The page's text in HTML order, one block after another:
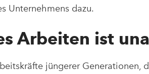
Unternehmens dazu.
Arbeiten ist
jüngerer Generationen,